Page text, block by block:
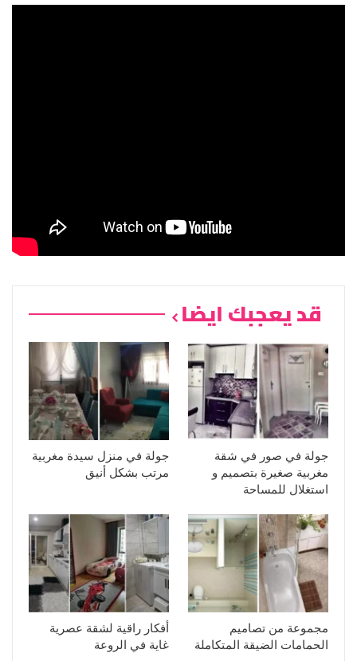
قد يعجبك ايضا
جولة في صور في شقة
مغربية صغيرة بتصميم و
استغلال للمساحة
جولة في منزل سيدة مغربية
مرتب بشكل أنيق
مجموعة من تصاميم
الحمامات الضيقة المتكاملة
أفكار راقية لشقة عصرية
غاية في الروعة